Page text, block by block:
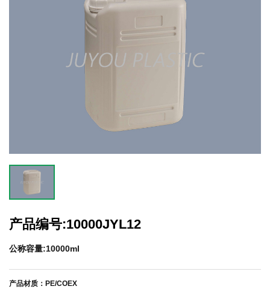
产品编号:10000JYL12
公称容量:10000ml
产品材质：PE/COEX